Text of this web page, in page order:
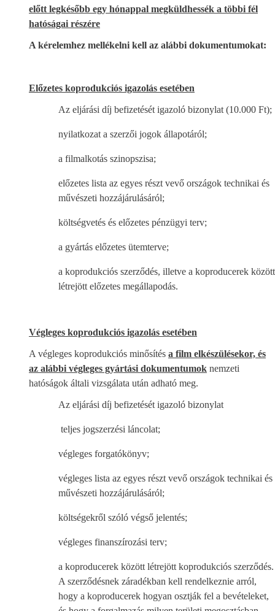
előtt legkésőbb egy hónappal megküldhessék a többi fél
hatóságai részére
A kérelemhez mellékelni kell az alábbi dokumentumokat:
Előzetes koprodukciós igazolás esetében
Az eljárási díj befizetését igazoló bizonylat (10.000 Ft);
nyilatkozat a szerzői jogok állapotáról;
a filmalkotás szinopszisa;
előzetes lista az egyes részt vevő országok technikai és
művészeti hozzájárulásáról;
költségvetés és előzetes pénzügyi terv;
a gyártás előzetes ütemterve;
a koprodukciós szerződés, illetve a koproducerek között
létrejött előzetes megállapodás.
Végleges koprodukciós igazolás esetében
A végleges koprodukciós minősítés a film elkészülésekor, és
az alábbi végleges gyártási dokumentumok nemzeti
hatóságok általi vizsgálata után adható meg.
Az eljárási díj befizetését igazoló bizonylat
teljes jogszerzési láncolat;
végleges forgatókönyv;
végleges lista az egyes részt vevő országok technikai és
művészeti hozzájárulásáról;
költségekről szóló végső jelentés;
végleges finanszírozási terv;
a koproducerek között létrejött koprodukciós szerződés.
A szerződésnek záradékban kell rendelkeznie arról,
hogy a koproducerek hogyan osztják fel a bevételeket,